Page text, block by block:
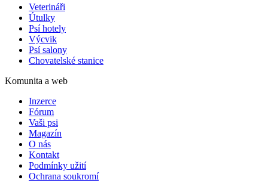
Veterináři
Útulky
Psí hotely
Výcvik
Psí salony
Chovatelské stanice
Komunita a web
Inzerce
Fórum
Vaši psi
Magazín
O nás
Kontakt
Podmínky užití
Ochrana soukromí